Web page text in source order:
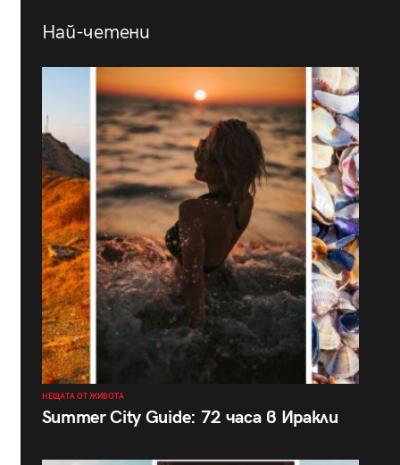
Най-четени
НЕЩАТА ОТ ЖИВОТА
Summer City Guide: 72 часа в Иракли